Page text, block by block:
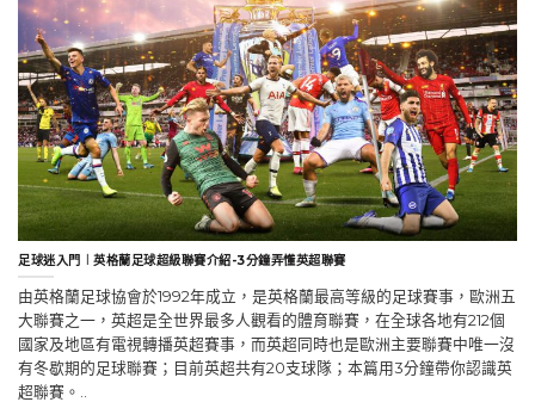
足球迷入門︱英格蘭足球超級聯賽介紹-3分鐘弄懂英超聯賽
由英格蘭足球協會於1992年成立，是英格蘭最高等級的足球賽事，歐洲五
大聯賽之一，英超是全世界最多人觀看的體育聯賽，在全球各地有212個
國家及地區有電視轉播英超賽事，而英超同時也是歐洲主要聯賽中唯一沒
有冬歇期的足球聯賽；目前英超共有20支球隊；本篇用3分鐘帶你認識英
超聯賽。..